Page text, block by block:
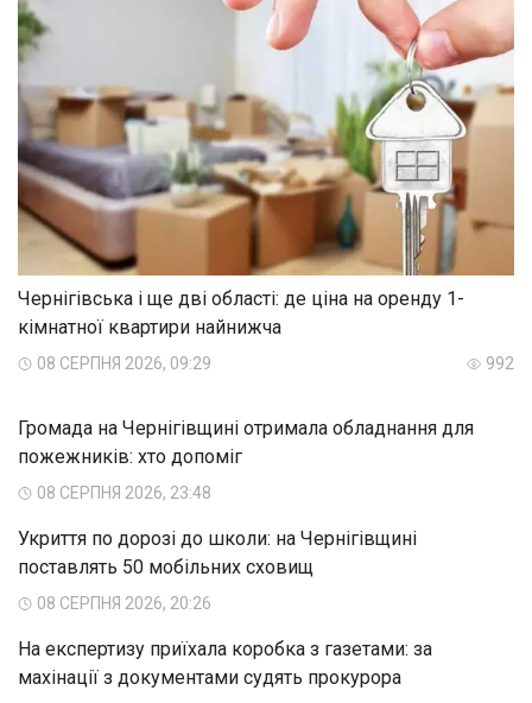
Чернігівська і ще дві області: де ціна на оренду 1-
кімнатної квартири найнижча
08 СЕРПНЯ 2026, 09:29 992
Громада на Чернігівщині отримала обладнання для
пожежників: хто допоміг
08 СЕРПНЯ 2026, 23:48
Укриття по дорозі до школи: на Чернігівщині
поставлять 50 мобільних сховищ
08 СЕРПНЯ 2026, 20:26
На експертизу приїхала коробка з газетами: за
махінації з документами судять прокурора